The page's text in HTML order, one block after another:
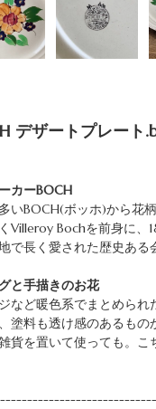
デザートプレート
カーBOCH
いBOCH(ボッホ)から花
Villeroy Bochを前身に、
で長く愛された歴史ある
と手描きのお花
など暖色系でまとめら
塗料も透け感のあるも
貨を置いて使っても。